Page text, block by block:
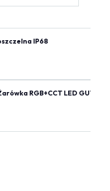
IP68
RGB+CCT LED GU10